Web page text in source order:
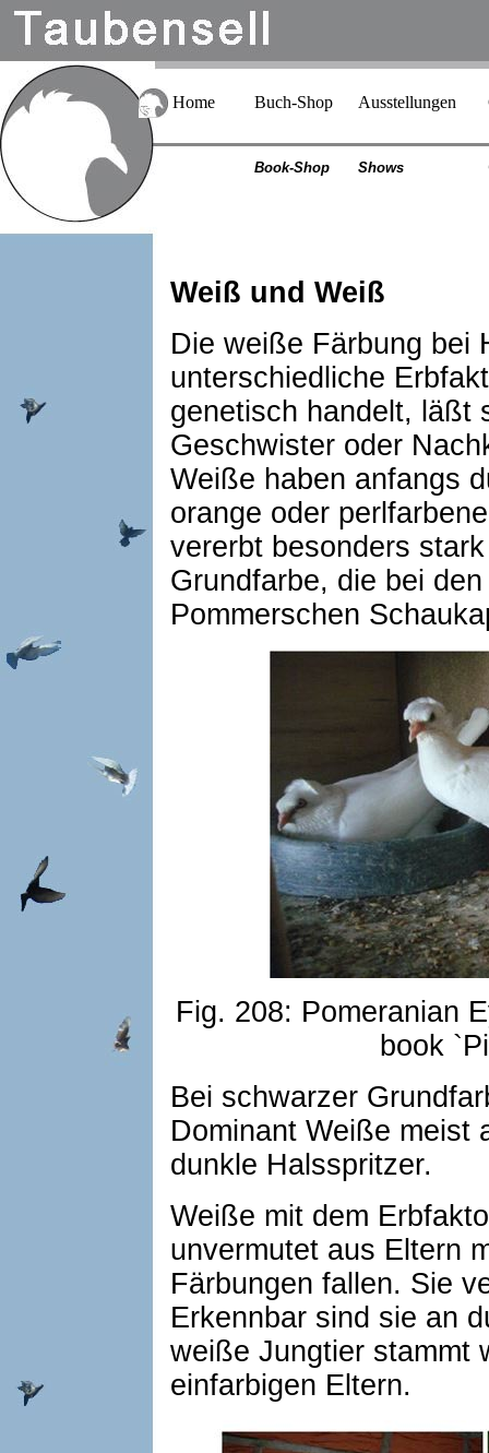
Home Buch-Shop Ausstellungen
Book-Shop Shows
Weiß und Weiß
Die weiße Färbung bei
unterschiedliche
genetisch handelt, läßt
Geschwister oder
Weiße haben anfangs
orange oder
vererbt besonders
Grundfarbe, die bei
Pommerschen
Fig. 208: Pomeranian
book
Bei schwarzer
Dominant Weiße meist
dunkle Halsspritzer.
Weiße mit dem
unvermutet aus Eltern
Färbungen fallen. Sie
Erkennbar sind sie an
weiße Jungtier stammt
einfarbigen Eltern.